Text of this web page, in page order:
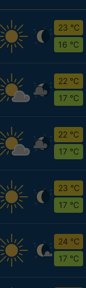
23 °C
16 °C
22 °C
17 °C
22 °C
17 °C
23 °C
17 °C
24 °C
17 °C